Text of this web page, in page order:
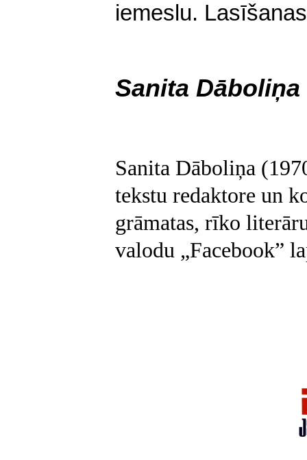
iemeslu.
Sanita Dāboliņa
Sanita Dāboliņa
tekstu redaktore un
grāmatas, rīko
valodu „Facebook”